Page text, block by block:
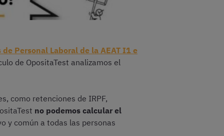
Personal Laboral de la AEAT I1 e
de OpositaTest analizamos el
como retenciones de IRPF,
no podemos calcular el
y común a todas las personas